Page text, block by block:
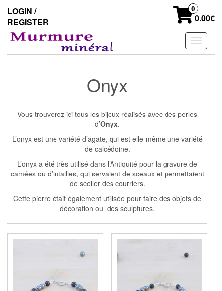
the
content
LOGIN /
REGISTER
0
0.00€
Toggle
Onyx
Vous trouverez ici tous les bijoux réalisés avec des perles
d’Onyx.
L’onyx est une variété d’agate, qui est elle-même une variété
de calcédoine.
L’onyx a été très utilisé dans l’Antiquité pour la gravure de
camées ou d’intailles, qui servaient de sceaux et permettaient
de sceller des courriers.
Cette pierre était également utilisée pour faire des objets de
décoration ou des sculptures.